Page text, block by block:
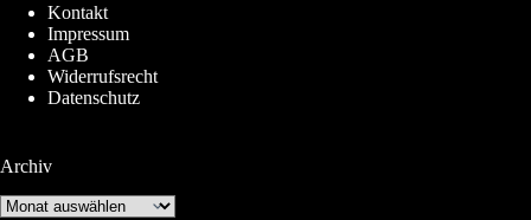
Kontakt
Impressum
AGB
Widerrufsrecht
Datenschutz
Archiv
Archiv